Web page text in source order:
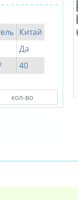
Китай
Да
40